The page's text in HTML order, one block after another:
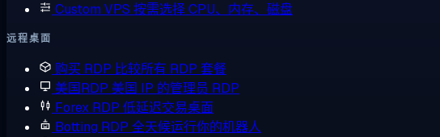
Custom VPS 按需选择 CPU、内存、磁盘
远程桌面
购买 RDP 比较所有 RDP 套餐
美国RDP 美国 IP 的管理员 RDP
Forex RDP 低延迟交易桌面
Botting RDP 全天候运行你的机器人